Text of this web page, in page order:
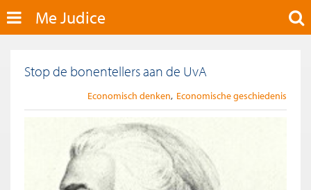
Me Judice
Stop de bonentellers aan de UvA
Economisch denken Economische geschiedenis